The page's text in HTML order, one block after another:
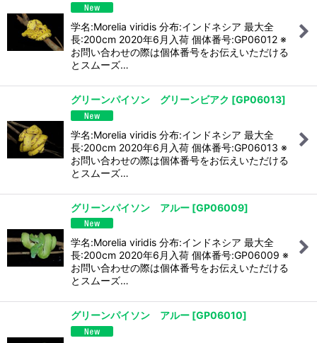
学名:Morelia viridis 分布:インドネシア 最大全
長:200cm 2020年6月入荷 個体番号:GP06012 ※
お問い合わせの際は個体番号をお伝えいただける
とスムーズ…
グリーンパイソン グリーンビアク [GP06013]
学名:Morelia viridis 分布:インドネシア 最大全
長:200cm 2020年6月入荷 個体番号:GP06013 ※
お問い合わせの際は個体番号をお伝えいただける
とスムーズ…
グリーンパイソン アルー [GP06009]
学名:Morelia viridis 分布:インドネシア 最大全
長:200cm 2020年6月入荷 個体番号:GP06009 ※
お問い合わせの際は個体番号をお伝えいただける
とスムーズ…
グリーンパイソン アルー [GP06010]